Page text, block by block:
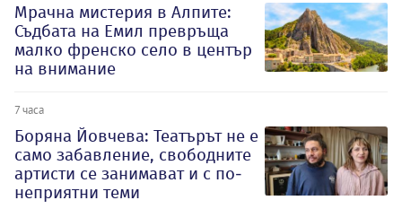
Мрачна мистерия в Алпите:
Съдбата на Емил превръща
малко френско село в център
на внимание
7 часа
Боряна Йовчева: Театърът не е
само забавление, свободните
артисти се занимават и с по-
неприятни теми